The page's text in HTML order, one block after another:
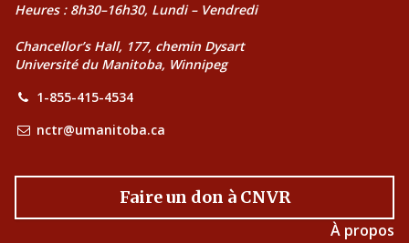
Heures : 8h30–16h30, Lundi – Vendredi
Chancellor’s Hall, 177, chemin Dysart
Université du Manitoba, Winnipeg
1-855-415-4534
nctr@umanitoba.ca
Faire un don à CNVR
À propos